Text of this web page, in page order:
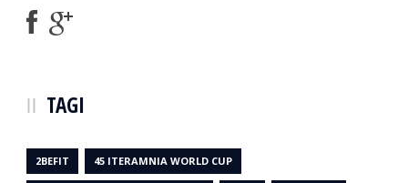
TAGI
2BEFIT 45 ITERAMNIA WORLD CUP